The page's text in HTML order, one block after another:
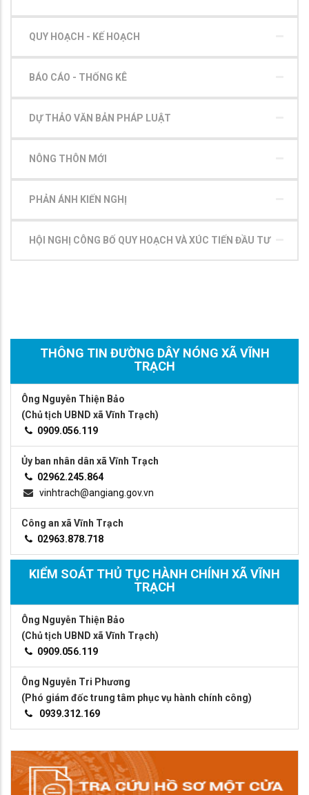
QUY HOẠCH - KẾ HOẠCH
BÁO CÁO - THỐNG KÊ
DỰ THẢO VĂN BẢN PHÁP LUẬT
NÔNG THÔN MỚI
PHẢN ÁNH KIẾN NGHỊ
HỘI NGHỊ CÔNG BỐ QUY HOẠCH VÀ XÚC TIẾN ĐẦU TƯ
THÔNG TIN ĐƯỜNG DÂY NÓNG XÃ VĨNH
TRẠCH
Ông Nguyễn Thiện Bảo
(Chủ tịch UBND xã Vĩnh Trạch)
0909.056.119
Ủy ban nhân dân xã Vĩnh Trạch
02962.245.864
vinhtrach@angiang.gov.vn
Công an xã Vĩnh Trạch
02963.878.718
KIỂM SOÁT THỦ TỤC HÀNH CHÍNH XÃ VĨNH
TRẠCH
Ông Nguyễn Thiện Bảo
(Chủ tịch UBND xã Vĩnh Trạch)
0909.056.119
Ông Nguyễn Tri Phương
(Phó giám đốc trung tâm phục vụ hành chính công)
0939.312.169